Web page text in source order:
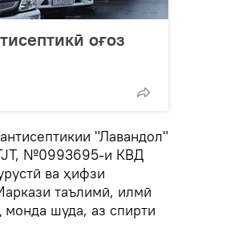
оғоз
"Лавандол"
№0993695-и КВД
ва ҳифзи
таълимӣ, илмӣ
шуда, аз спирти